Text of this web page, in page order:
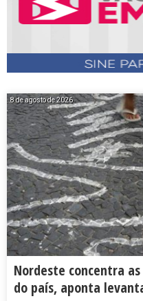
8 de agosto de 2026
Nordeste concentra
do país, aponta